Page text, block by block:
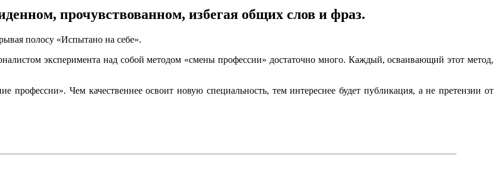
прочувствованном, избегая общих слов и фраз.
полосу «Испытано на себе».
эксперимента над собой методом «смены профессии» достаточно много. Каждый, осваивающий этот метод,
профессии». Чем качественнее освоит новую специальность, тем интереснее будет публикация, а не претензии от